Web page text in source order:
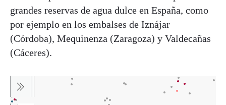
grandes reservas de agua dulce en España, como
por ejemplo en los embalses de Iznájar
(Córdoba), Mequinenza (Zaragoza) y Valdecañas
(Cáceres).